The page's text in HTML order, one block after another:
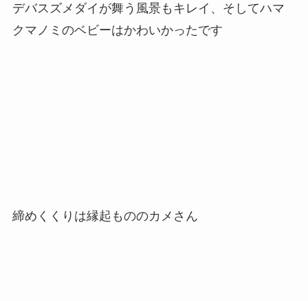
デバスズメダイが舞う風景もキレイ、そしてハマ
クマノミのベビーはかわいかったです
締めくくりは縁起もののカメさん